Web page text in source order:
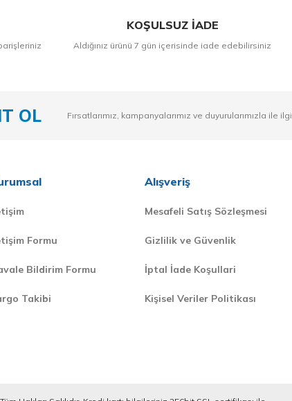
KOŞULSUZ İADE
Aldığınız ürünü 7 gün içerisinde iade edebilirsiniz
OL Fırsatlarımız, kampanyalarımız ve duyurularımızla ile
Formu
Bildirim Formu
Takibi
Alışveriş
Mesafeli Satış Sözleşmesi
Gizlilik ve Güvenlik
İptal İade Koşullari
Kişisel Veriler Politikası